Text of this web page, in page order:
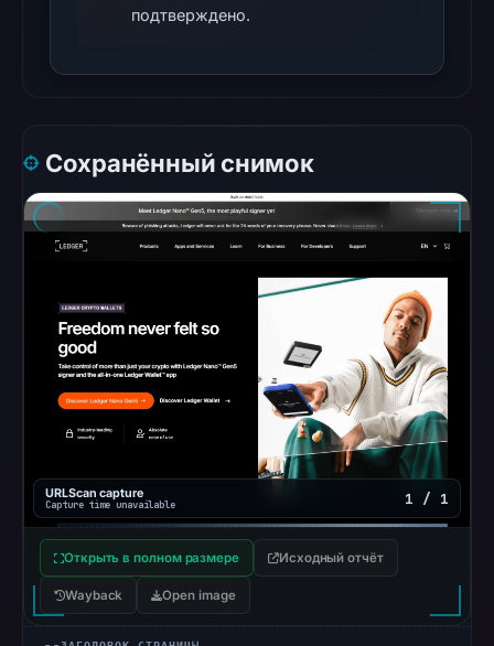
matches
at
06:20
UTC.
Google
returned
no
at
14:26
UTC.
These
подтверждено.
Сохранённый снимок
URLScan capture
Capture time unavailable 1 / 1
Открыть в полном размере Исходный отчёт
Wayback Open image